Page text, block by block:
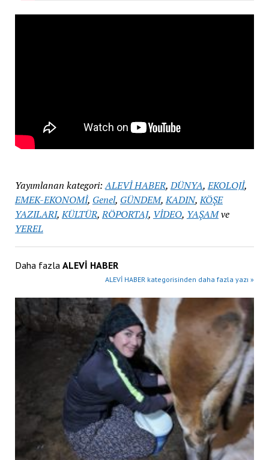
Yayımlanan kategori: ALEVİ HABER,DÜNYA,EKOLOJİ,
EMEK-EKONOMİ, Genel, GÜNDEM,KADIN,KÖŞE
YAZILARI,KÜLTÜR,RÖPORTAJ, VİDEO, YAŞAMve
YEREL
Daha fazla ALEVİ HABER
ALEVİ HABER kategorisinden daha fazla yazı »